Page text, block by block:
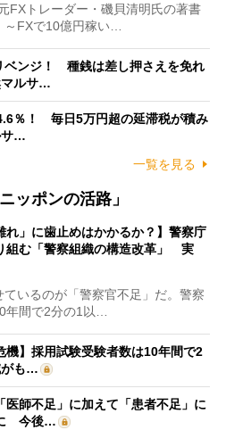
FXトレーダー・磯貝清明氏の著書
～FXで10億円稼い…
ベンジ！ 種銭は差し押さえを免れ
マルサ…
％！ 毎日5万円超の延滞税が積み
サ…
一覧を見る
ッポンの活路」
れ」に歯止めはかかるか？】警察庁
組む「警察組織の構造改革」 実
いるのが「警察官不足」だ。警察
年間で2分の1以…
機】採用試験受験者数は10年間で2
がも…
医師不足」に加えて「患者不足」に
に 今後…